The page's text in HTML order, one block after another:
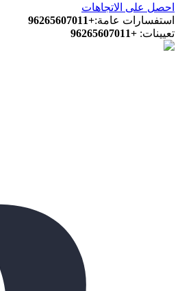
احصل على الاتجاهات
استفسارات عامة:
+96265607011
تعيينات:
+96265607011